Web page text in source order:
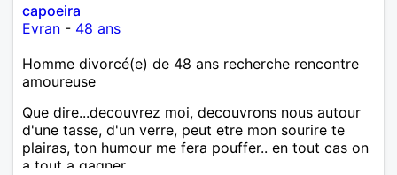
capoeira
Evran - 48 ans
Homme divorcé(e) de 48 ans recherche rencontre
amoureuse
Que dire...decouvrez moi, decouvrons nous autour
d'une tasse, d'un verre, peut etre mon sourire te
plairas, ton humour me fera pouffer.. en tout cas on
a tout a gagner.